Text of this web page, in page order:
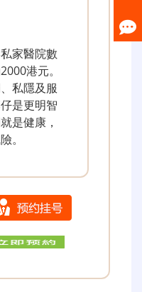
家醫院數
港元。
私隱及服
是更明智
是健康，
。